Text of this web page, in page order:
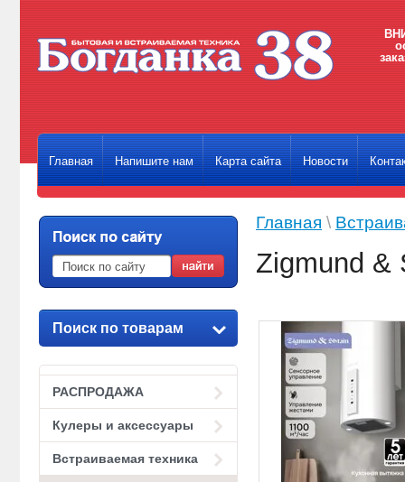
Главная Напишите нам Карта сайта Новости
Поиск по товарам
РАСПРОДАЖА
Кулеры и аксессуары
Встраиваемая техника
Главная \
Zigmund &